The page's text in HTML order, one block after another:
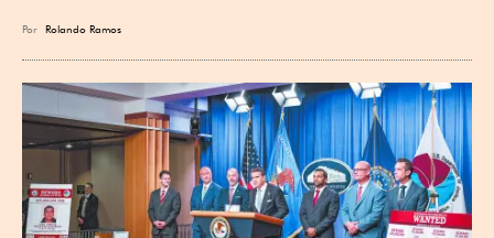
Por Rolando Ramos